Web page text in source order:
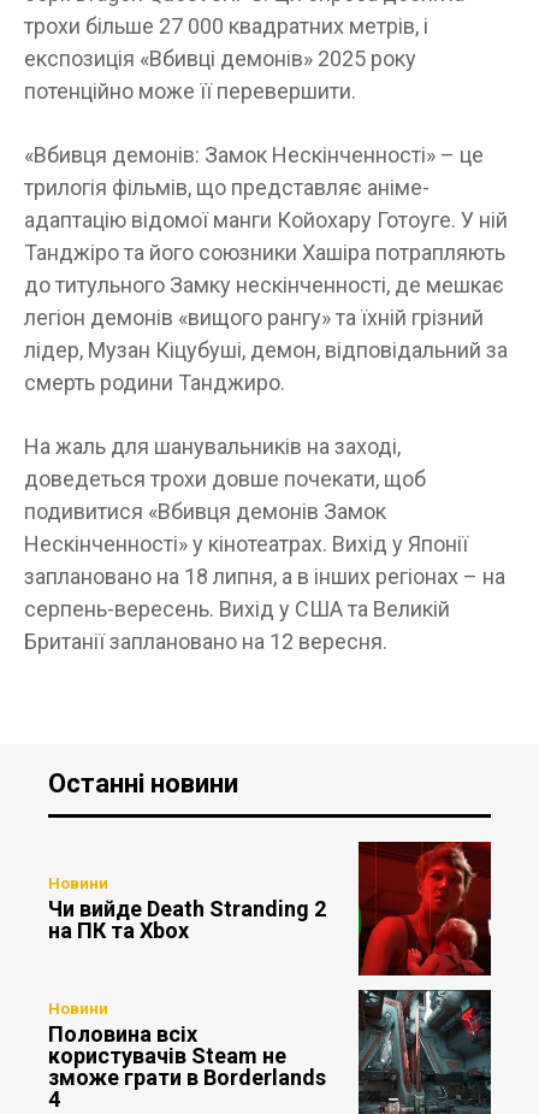
трохи більше 27 000 квадратних метрів, і
експозиція «Вбивці демонів» 2025 року
потенційно може її перевершити.
«Вбивця демонів: Замок Нескінченності» – це
трилогія фільмів, що представляє аніме-
адаптацію відомої манги Койохару Готоуге. У ній
Танджіро та його союзники Хашіра потрапляють
до титульного Замку нескінченності, де мешкає
легіон демонів «вищого рангу» та їхній грізний
лідер, Музан Кіцубуші, демон, відповідальний за
смерть родини Танджиро.
На жаль для шанувальників на заході,
доведеться трохи довше почекати, щоб
подивитися «Вбивця демонів Замок
Нескінченності» у кінотеатрах. Вихід у Японії
заплановано на 18 липня, а в інших регіонах – на
серпень-вересень. Вихід у США та Великій
Британії заплановано на 12 вересня.
Останні новини
Новини
Чи вийде Death Stranding 2
на ПК та Xbox
Новини
Половина всіх
користувачів Steam не
зможе грати в Borderlands
4